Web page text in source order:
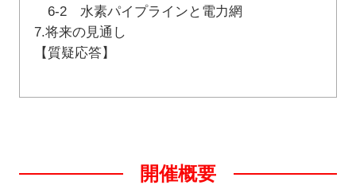
6-2 水素パイプラインと電力網
7.将来の見通し
【質疑応答】
開催概要